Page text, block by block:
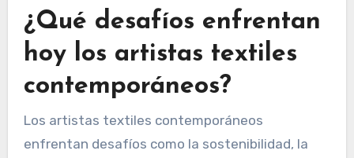
¿Qué desafíos enfrentan
hoy los artistas textiles
contemporáneos?
Los artistas textiles contemporáneos
enfrentan desafíos como la sostenibilidad, la